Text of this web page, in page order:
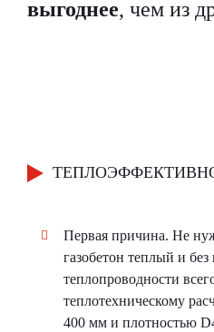
выгоднее, чем из
Первая причина. Не
газобетон теплый и
теплопроводности
теплотехническому
400 мм и плотностью